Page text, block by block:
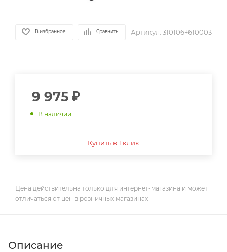
В избранное Сравнить Артикул: 310106+610003
9 975 ₽
В наличии
Купить в 1 клик
Цена действительна только для интернет-магазина и может
отличаться от цен в розничных магазинах
Описание